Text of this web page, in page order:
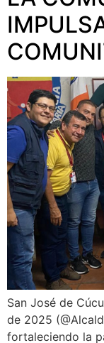
San José de
de 2025
fortaleciendo la